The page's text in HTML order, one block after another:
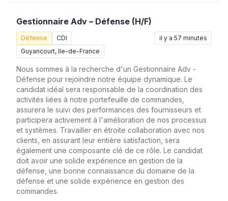
Gestionnaire Adv – Défense (H/F)
Défense
CDI
Guyancourt, Ile-de-France
il y a 57 minutes
Nous sommes à la recherche d'un Gestionnaire Adv -
Défense pour rejoindre notre équipe dynamique. Le
candidat idéal sera responsable de la coordination des
activités liées à notre portefeuille de commandes,
assurera le suivi des performances des fournisseurs et
participera activement à l'amélioration de nos processus
et systèmes. Travailler en étroite collaboration avec nos
clients, en assurant leur entière satisfaction, sera
également une composante clé de ce rôle. Le candidat
doit avoir une solide expérience en gestion de la
défense, une bonne connaissance du domaine de la
défense et une solide expérience en gestion des
commandes.